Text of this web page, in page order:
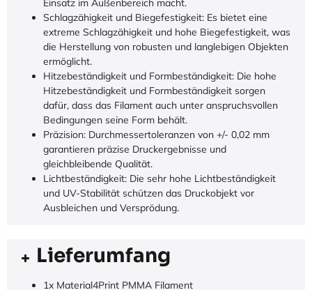
Einsatz im Außenbereich macht.
Schlagzähigkeit und Biegefestigkeit: Es bietet eine
extreme Schlagzähigkeit und hohe Biegefestigkeit, was
die Herstellung von robusten und langlebigen Objekten
ermöglicht.
Hitzebeständigkeit und Formbeständigkeit: Die hohe
Hitzebeständigkeit und Formbeständigkeit sorgen
dafür, dass das Filament auch unter anspruchsvollen
Bedingungen seine Form behält.
Präzision: Durchmessertoleranzen von +/- 0,02 mm
garantieren präzise Druckergebnisse und
gleichbleibende Qualität.
Lichtbeständigkeit: Die sehr hohe Lichtbeständigkeit
und UV-Stabilität schützen das Druckobjekt vor
Ausbleichen und Versprödung.
Lieferumfang
1x Material4Print PMMA Filament